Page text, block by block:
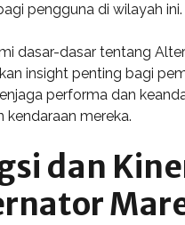
pengguna di wilayah ini.
dasar-dasar tentang
insight penting bagi
performa dan
kendaraan mereka.
dan